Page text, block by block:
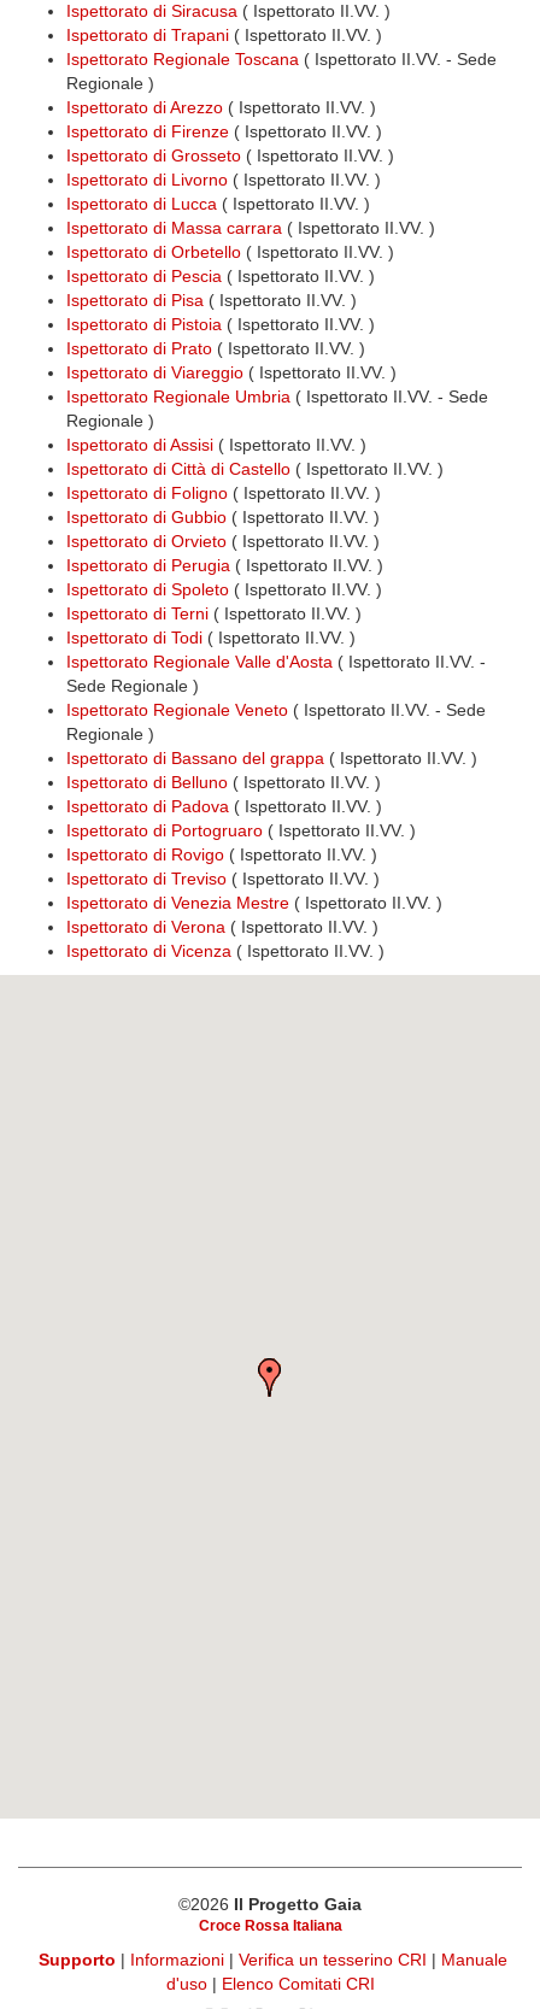
Ispettorato di Siracusa ( Ispettorato II.VV. )
Ispettorato di Trapani ( Ispettorato II.VV. )
Ispettorato Regionale Toscana ( Ispettorato II.VV. - Sede
Regionale )
Ispettorato di Arezzo ( Ispettorato II.VV. )
Ispettorato di Firenze ( Ispettorato II.VV. )
Ispettorato di Grosseto ( Ispettorato II.VV. )
Ispettorato di Livorno ( Ispettorato II.VV. )
Ispettorato di Lucca ( Ispettorato II.VV. )
Ispettorato di Massa carrara ( Ispettorato II.VV. )
Ispettorato di Orbetello ( Ispettorato II.VV. )
Ispettorato di Pescia ( Ispettorato II.VV. )
Ispettorato di Pisa ( Ispettorato II.VV. )
Ispettorato di Pistoia ( Ispettorato II.VV. )
Ispettorato di Prato ( Ispettorato II.VV. )
Ispettorato di Viareggio ( Ispettorato II.VV. )
Ispettorato Regionale Umbria ( Ispettorato II.VV. - Sede
Regionale )
Ispettorato di Assisi ( Ispettorato II.VV. )
Ispettorato di Città di Castello ( Ispettorato II.VV. )
Ispettorato di Foligno ( Ispettorato II.VV. )
Ispettorato di Gubbio ( Ispettorato II.VV. )
Ispettorato di Orvieto ( Ispettorato II.VV. )
Ispettorato di Perugia ( Ispettorato II.VV. )
Ispettorato di Spoleto ( Ispettorato II.VV. )
Ispettorato di Terni ( Ispettorato II.VV. )
Ispettorato di Todi ( Ispettorato II.VV. )
Ispettorato Regionale Valle d'Aosta ( Ispettorato II.VV. -
Sede Regionale )
Ispettorato Regionale Veneto ( Ispettorato II.VV. - Sede
Regionale )
Ispettorato di Bassano del grappa ( Ispettorato II.VV. )
Ispettorato di Belluno ( Ispettorato II.VV. )
Ispettorato di Padova ( Ispettorato II.VV. )
Ispettorato di Portogruaro ( Ispettorato II.VV. )
Ispettorato di Rovigo ( Ispettorato II.VV. )
Ispettorato di Treviso ( Ispettorato II.VV. )
Ispettorato di Venezia Mestre ( Ispettorato II.VV. )
Ispettorato di Verona ( Ispettorato II.VV. )
Ispettorato di Vicenza ( Ispettorato II.VV. )
©2026 Il Progetto Gaia
Croce Rossa Italiana
Supporto | Informazioni | Verifica un tesserino CRI | Manuale
d'uso | Elenco Comitati CRI